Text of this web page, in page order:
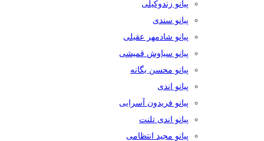
پیانو زندوکیلی
پیانو سندی
پیانو شادمهر عقیلی
پیانو سیاوش قمیشی
پیانو محسن یگانه
پیانو اندی
پیانو فریدون آسرایی
پیانو اندی تلنت
پیانو مجید انتظامی